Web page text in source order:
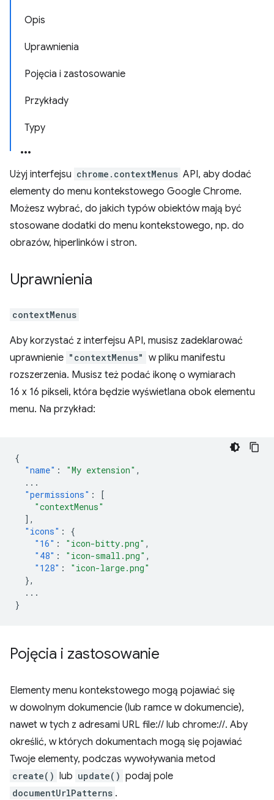
Opis
Uprawnienia
Pojęcia i zastosowanie
Przykłady
Typy
Użyj interfejsu chrome.contextMenus API, aby dodać
elementy do menu kontekstowego Google Chrome.
Możesz wybrać, do jakich typów obiektów mają być
stosowane dodatki do menu kontekstowego, np. do
obrazów, hiperlinków i stron.
Uprawnienia
contextMenus
Aby korzystać z interfejsu API, musisz zadeklarować
uprawnienie "contextMenus" w pliku manifestu
rozszerzenia. Musisz też podać ikonę o wymiarach
16 x 16 pikseli, która będzie wyświetlana obok elementu
menu. Na przykład:
{
"name" : "My extension" ,
...
"permissions" :
[
"contextMenus"
],
"icons" :
{
"16" : "icon-bitty.png" ,
"48" : "icon-small.png" ,
"128" :
"icon-large.png"
},
...
}
Pojęcia i zastosowanie
Elementy menu kontekstowego mogą pojawiać się
w dowolnym dokumencie (lub ramce w dokumencie),
nawet w tych z adresami URL file:// lub chrome://. Aby
określić, w których dokumentach mogą się pojawiać
Twoje elementy, podczas wywoływania metod
create() lub update() podaj pole
documentUrlPatterns .